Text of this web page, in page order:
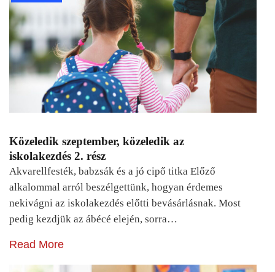
Közeledik szeptember, közeledik az
iskolakezdés 2. rész
Akvarellfesték, babzsák és a jó cipő titka Előző
alkalommal arról beszélgettünk, hogyan érdemes
nekivágni az iskolakezdés előtti bevásárlásnak. Most
pedig kezdjük az ábécé elején, sorra…
Read More